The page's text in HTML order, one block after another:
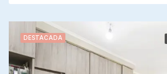
DESTACADA